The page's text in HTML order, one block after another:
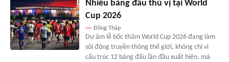
Nhiều bảng đấu thú vị tại World
Cup 2026
Đồng Tháp
Dư âm lễ bốc thăm World Cup 2026 đang làm
sôi động truyền thông thế giới, không chỉ vì
cấu trúc 12 bảng đấu lần đầu xuất hiện, mà